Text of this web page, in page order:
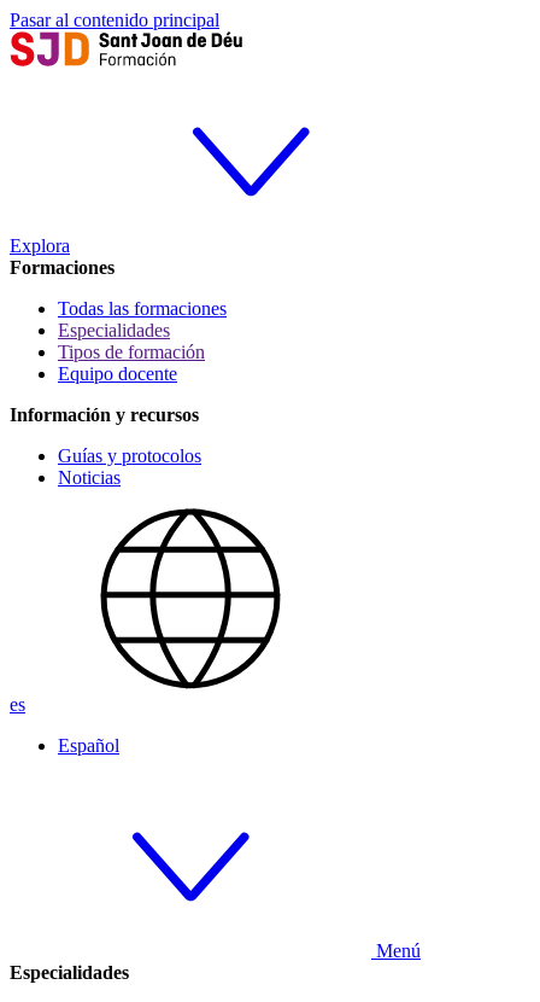
Pasar al contenido principal
Explora
Formaciones
Todas las formaciones
Especialidades
Tipos de formación
Equipo docente
Información y recursos
Guías y protocolos
Noticias
es
Español
Menú
Especialidades